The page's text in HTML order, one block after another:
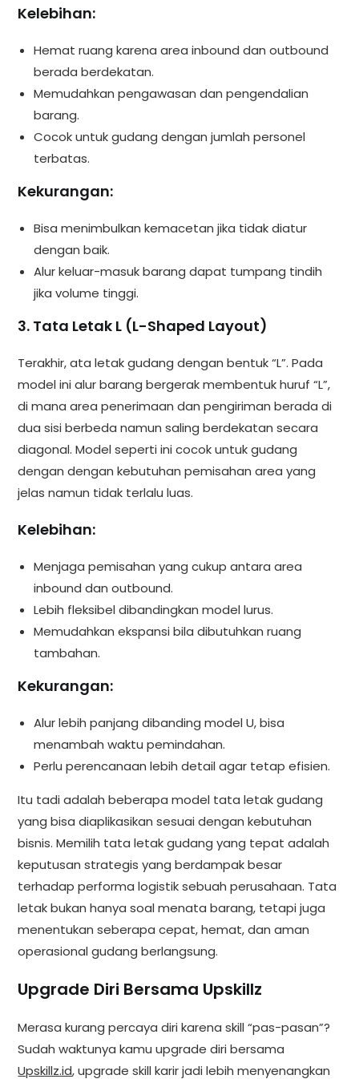
Kelebihan:
Hemat ruang karena area inbound dan outbound
berada berdekatan.
Memudahkan pengawasan dan pengendalian
barang.
Cocok untuk gudang dengan jumlah personel
terbatas.
Kekurangan:
Bisa menimbulkan kemacetan jika tidak diatur
dengan baik.
Alur keluar-masuk barang dapat tumpang tindih
jika volume tinggi.
3. Tata Letak L (L-Shaped Layout)
Terakhir, ata letak gudang dengan bentuk “L”. Pada
model ini alur barang bergerak membentuk huruf “L”,
di mana area penerimaan dan pengiriman berada di
dua sisi berbeda namun saling berdekatan secara
diagonal. Model seperti ini cocok untuk gudang
dengan dengan kebutuhan pemisahan area yang
jelas namun tidak terlalu luas.
Kelebihan:
Menjaga pemisahan yang cukup antara area
inbound dan outbound.
Lebih fleksibel dibandingkan model lurus.
Memudahkan ekspansi bila dibutuhkan ruang
tambahan.
Kekurangan:
Alur lebih panjang dibanding model U, bisa
menambah waktu pemindahan.
Perlu perencanaan lebih detail agar tetap efisien.
Itu tadi adalah beberapa model tata letak gudang
yang bisa diaplikasikan sesuai dengan kebutuhan
bisnis. Memilih tata letak gudang yang tepat adalah
keputusan strategis yang berdampak besar
terhadap performa logistik sebuah perusahaan. Tata
letak bukan hanya soal menata barang, tetapi juga
menentukan seberapa cepat, hemat, dan aman
operasional gudang berlangsung.
Upgrade Diri Bersama Upskillz
Merasa kurang percaya diri karena skill “pas-pasan”?
Sudah waktunya kamu upgrade diri bersama
Upskillz.id, upgrade skill karir jadi lebih menyenangkan